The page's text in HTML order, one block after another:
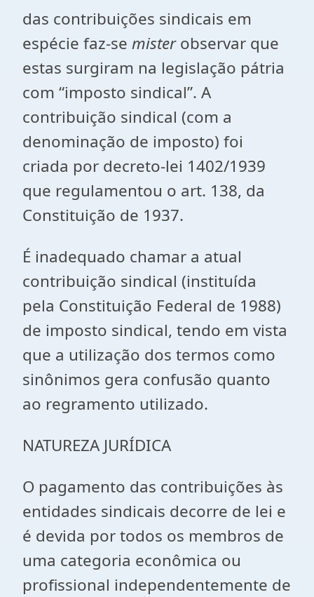
das contribuições sindicais em
espécie faz-se misterobservar que
estas surgiram na legislação pátria
com “imposto sindical”. A
contribuição sindical (com a
denominação de imposto) foi
criada por decreto-lei 1402/1939
que regulamentou o art. 138, da
Constituição de 1937.
É inadequado chamar a atual
contribuição sindical (instituída
pela Constituição Federal de 1988)
de imposto sindical, tendo em vista
que a utilização dos termos como
sinônimos gera confusão quanto
ao regramento utilizado.
NATUREZA JURÍDICA
O pagamento das contribuições às
entidades sindicais decorre de lei e
é devida por todos os membros de
uma categoria econômica ou
profissional independentemente de